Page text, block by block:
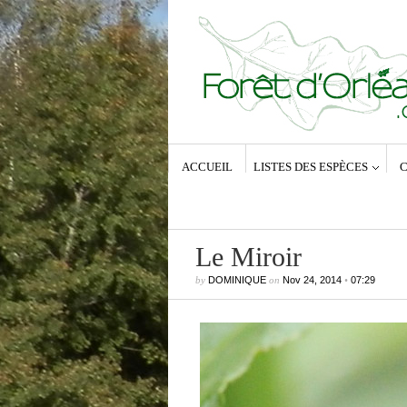
Commentaires récents
1761) – La Coquette
Anne-Lyse MESSAGER
pyrina (Linné, 1761) – La Coquette
Dominique
Zeuzera pyrina
1761) – La Coquette
ACCUEIL LISTES DES ESPÈCES
Le Miroir
by DOMINIQUEon Nov 24, 2014• 07:29